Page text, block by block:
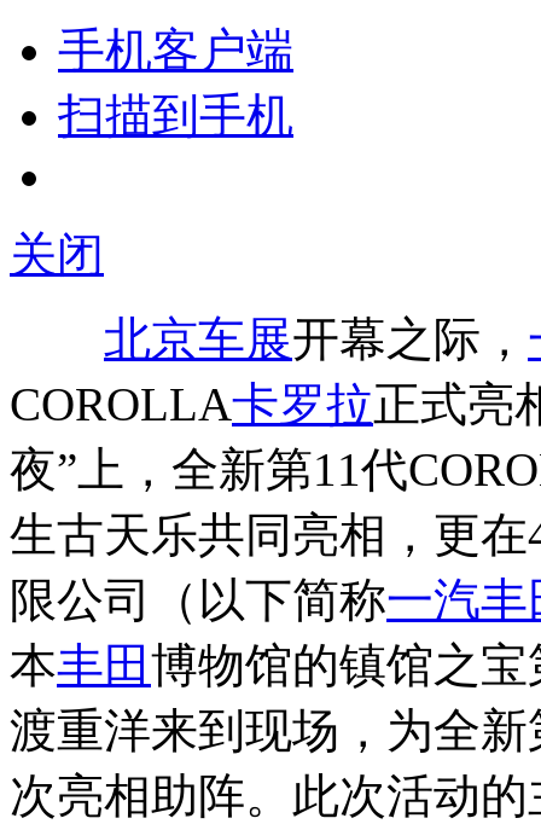
手机客户端
扫描到手机
关闭
北京车展开幕之际，
COROLLA卡罗拉正式亮
夜”上，全新第11代
生古天乐共同亮相，更在
限公司（以下简称一汽丰
本丰田 博物馆的镇馆之
渡重洋来到现场，为全
次亮相助阵。此次活动